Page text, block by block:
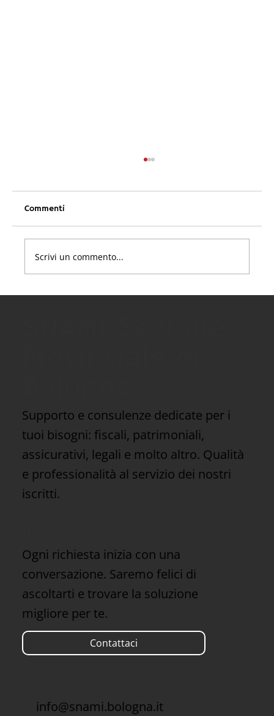
Commenti
Scrivi un commento...
Supporto e consulenze dedicate per i
tuoi bisogni: fiscali, patrimoniali,
assicurativi, legali e molto altro. Qualità
e professionalità al servizio dei nostri
iscritti.
Ogni richiesta inizia con una
conversazione. Saremo felici di
ascoltarti e trovare la soluzione
migliore per te.
Contattaci
info@snami.bologna.it